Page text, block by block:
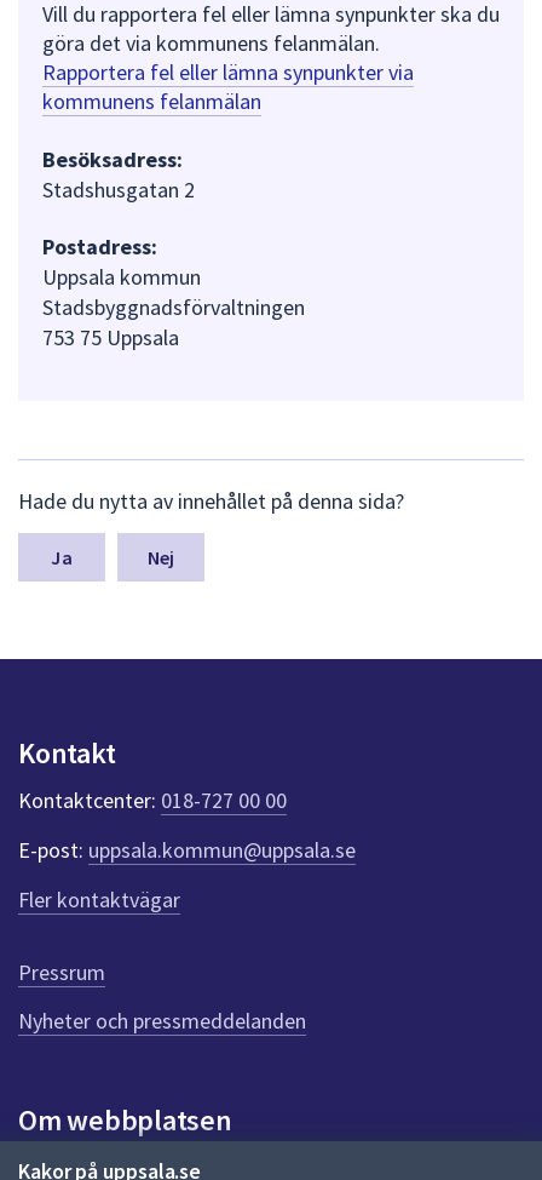
Kakor på uppsala.se
Vill du rapportera fel eller lämna synpunkter ska du
göra det via kommunens felanmälan.
Rapportera fel eller lämna synpunkter via
kommunens felanmälan
Besöksadress:
Stadshusgatan 2
Postadress:
Uppsala kommun
Stadsbyggnadsförvaltningen
753 75 Uppsala
ä
m
a
n
k
e
r
f
ö
r
e
n
n
a
d
a
Hade du nytta av innehållet på denna sida?
Nej
Kontakt
Kontaktcenter: 018-727 00 00
E-post: uppsala.kommun@uppsala.se
Fler kontaktvägar
Pressrum
Nyheter och pressmeddelanden
Om webbplatsen
Om webbplatsen